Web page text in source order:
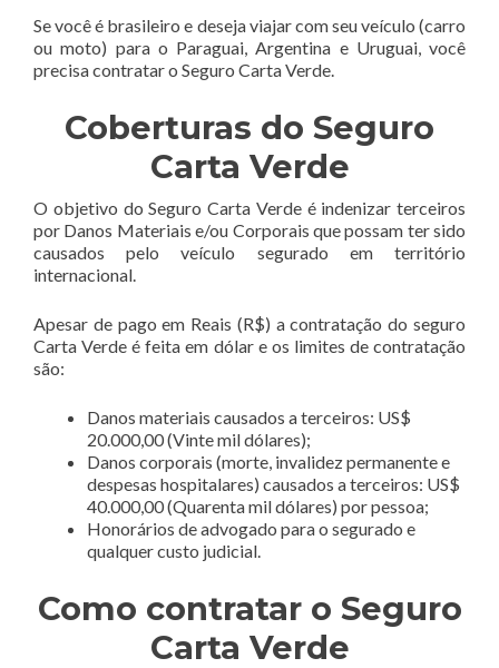
Se você é brasileiro e deseja viajar com seu veículo (carro
ou moto) para o Paraguai, Argentina e Uruguai, você
precisa contratar o Seguro Carta Verde.
Coberturas do Seguro
Carta Verde
O objetivo do Seguro Carta Verde é indenizar terceiros
por Danos Materiais e/ou Corporais que possam ter sido
causados pelo veículo segurado em território
internacional.
Apesar de pago em Reais (R$) a contratação do seguro
Carta Verde é feita em dólar e os limites de contratação
são:
Danos materiais causados a terceiros: US$
20.000,00 (Vinte mil dólares);
Danos corporais (morte, invalidez permanente e
despesas hospitalares) causados a terceiros: US$
40.000,00 (Quarenta mil dólares) por pessoa;
Honorários de advogado para o segurado e
qualquer custo judicial.
Como contratar o Seguro
Carta Verde